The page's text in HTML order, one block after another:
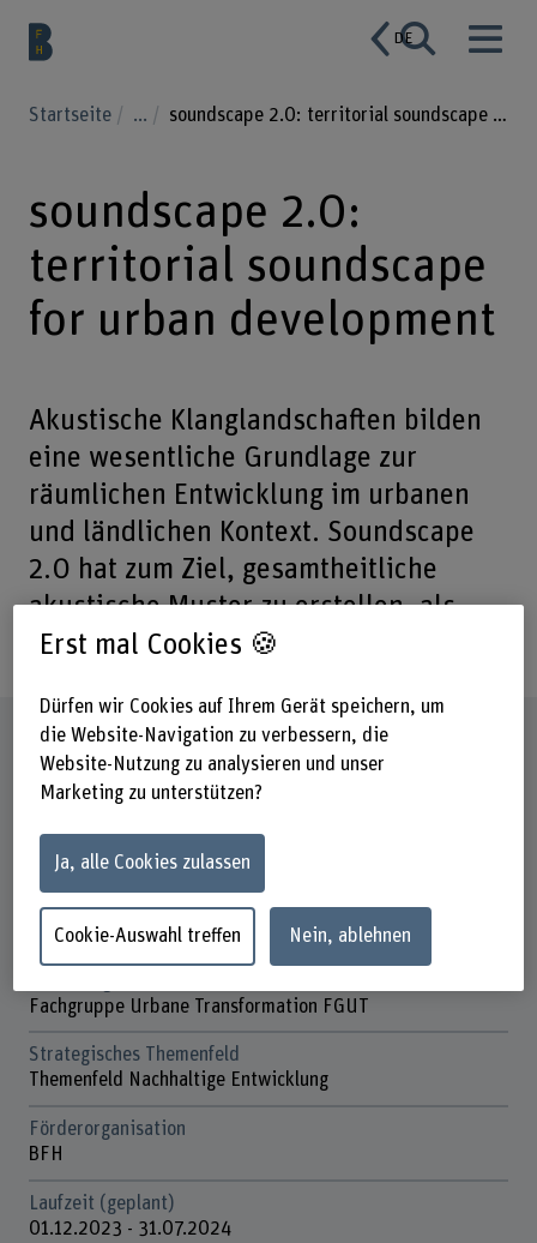
DE
Startseite ... soundscape 2.0: territorial soundscape for urban development
soundscape 2.0:
territorial soundscape
for urban development
Akustische Klanglandschaften bilden
eine wesentliche Grundlage zur
räumlichen Entwicklung im urbanen
und ländlichen Kontext. Soundscape
2.0 hat zum Ziel, gesamtheitliche
akustische Muster zu erstellen, als
Basis qualitativer Bewertung.
Steckbrief
Beteiligte Departemente
Architektur, Holz und Bau
Hochschule der Künste Bern
Institut(e)
Institut für Siedlung, Architektur und Konstruktion ISAK
Fachgruppe Urbane Transformation FGUT
Strategisches Themenfeld
Themenfeld Nachhaltige Entwicklung
Förderorganisation
BFH
Laufzeit (geplant)
01.12.2023 - 31.07.2024
Erst mal Cookies 🍪
Dürfen wir Cookies auf Ihrem Gerät speichern, um
die Website-Navigation zu verbessern, die
Website-Nutzung zu analysieren und unser
Marketing zu unterstützen?
Ja, alle Cookies zulassen
Cookie-Auswahl treffen Nein, ablehnen